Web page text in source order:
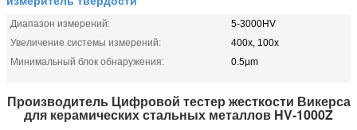
Диапазон измерений:
5-3000HV
Увеличение системы измерений:
400х, 100х
Минимальный блок обнаружения:
0.5μm
Производитель Цифровой тестер жесткости Викерса
для керамических стальных металлов HV-1000Z